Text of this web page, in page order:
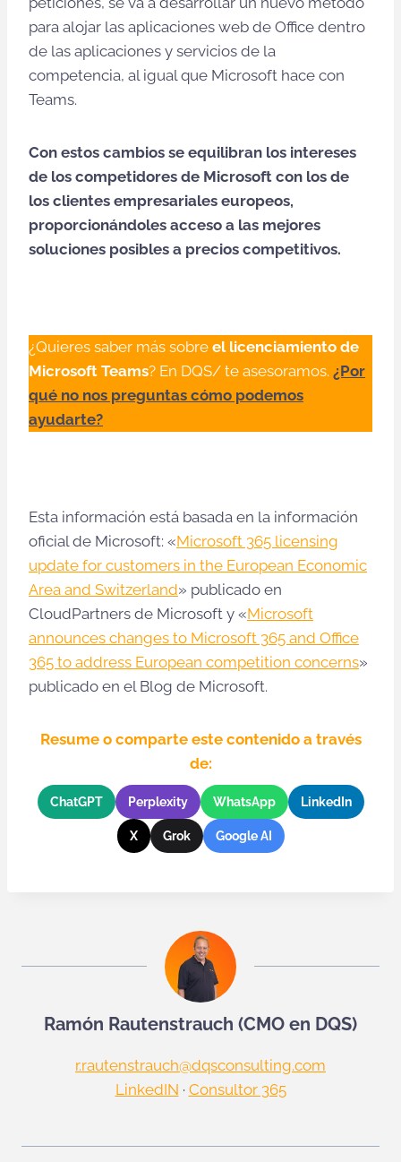
para alojar las aplicaciones web de Office dentro
de las aplicaciones y servicios de la
competencia, al igual que Microsoft hace con
Teams.
Con estos cambios se equilibran los intereses
de los competidores de Microsoft con los de
los clientes empresariales europeos,
proporcionándoles acceso a las mejores
soluciones posibles a precios competitivos.
¿Quieres saber más sobre el licenciamiento de
Microsoft Teams? En DQS/ te asesoramos. ¿Por
qué no nos preguntas cómo podemos
ayudarte?
Esta información está basada en la información
oficial de Microsoft: «Microsoft 365 licensing
update for customers in the European Economic
Area and Switzerland» publicado en
CloudPartners de Microsoft y «Microsoft
announces changes to Microsoft 365 and Office
365 to address European competition concerns»
publicado en el Blog de Microsoft.
Resume o comparte este contenido a través
de:
ChatGPT Perplexity WhatsApp LinkedIn
X Grok Google AI
Ramón Rautenstrauch (CMO en DQS)
r.rautenstrauch@dqsconsulting.com
LinkedIN · Consultor 365